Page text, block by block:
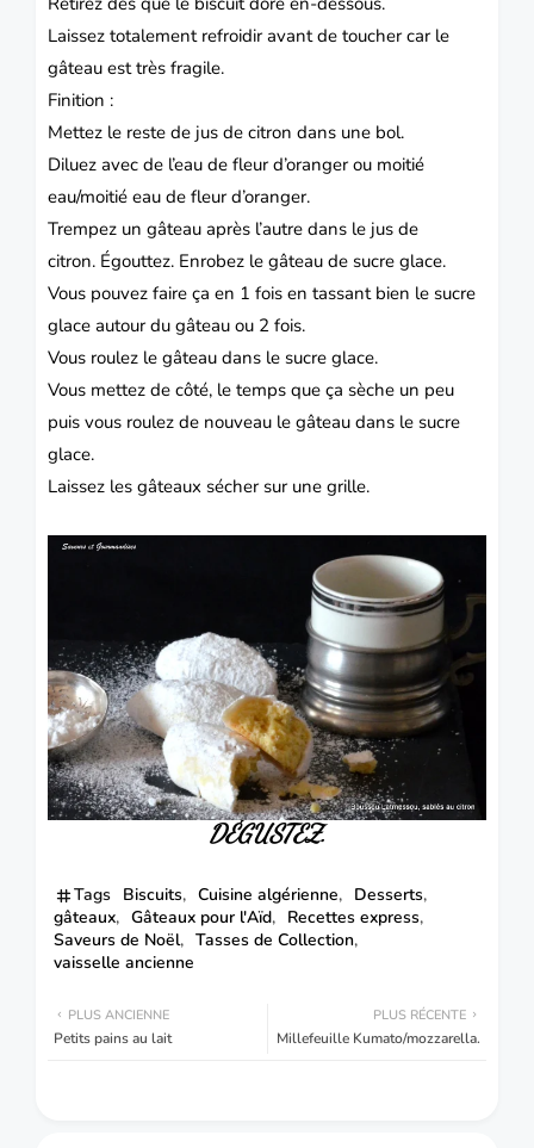
Laissez totalement refroidir avant de toucher car le
gâteau est très fragile.
Finition :
Mettez le reste de jus de citron dans une bol.
Diluez avec de l’eau de fleur d’oranger ou moitié
eau/moitié eau de fleur d’oranger.
Trempez un gâteau après l’autre dans le jus de
citron. Égouttez. Enrobez le gâteau de sucre glace.
Vous pouvez faire ça en 1 fois en tassant bien le sucre
glace autour du gâteau ou 2 fois.
Vous roulez le gâteau dans le sucre glace.
Vous mettez de côté, le temps que ça sèche un peu
puis vous roulez de nouveau le gâteau dans le sucre
glace.
Laissez les gâteaux sécher sur une grille.
DÉGUSTEZ.
Tags Biscuits Cuisine algérienne
Desserts
gâteaux
Gâteaux pour l'Aïd
Recettes express
Saveurs de Noël
Tasses de Collection
vaisselle ancienne
PLUS RÉCENTE
Millefeuille Kumato/mozzarella.
PLUS ANCIENNE
Petits pains au lait